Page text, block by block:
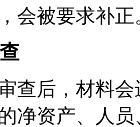
会被要求补正
查后，材料
净资产、人